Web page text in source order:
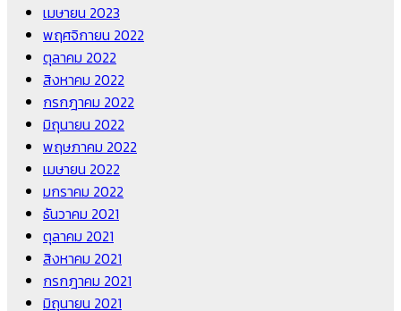
เมษายน 2023
พฤศจิกายน 2022
ตุลาคม 2022
สิงหาคม 2022
กรกฎาคม 2022
มิถุนายน 2022
พฤษภาคม 2022
เมษายน 2022
มกราคม 2022
ธันวาคม 2021
ตุลาคม 2021
สิงหาคม 2021
กรกฎาคม 2021
มิถุนายน 2021